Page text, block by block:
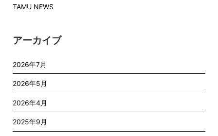
TAMU NEWS
アーカイブ
2026年7月
2026年5月
2026年4月
2025年9月